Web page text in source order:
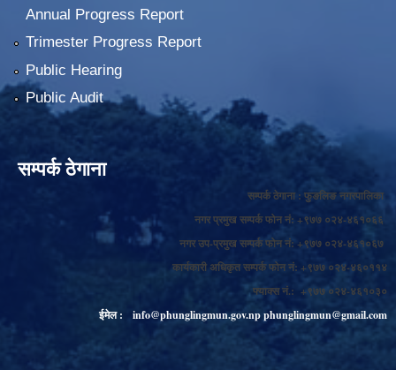
Annual Progress Report
Trimester Progress Report
Public Hearing
Public Audit
सम्पर्क ठेगाना
सम्पर्क ठेगाना : फुङलिङ नगरपालिका
नगर प्रमुख सम्पर्क फोन नं: +९७७ ०२४-४६१०६६
नगर उप-प्रमुख सम्पर्क फोन नं: +९७७ ०२४-४६१०६७
कार्यकारी अधिकृत सम्पर्क फोन नं: +९७७ ०२४-४६०११४
फ्याक्स नं.: +९७७ ०२४-४६१०३०
ईमेल :
info@phunglingmun.gov.npphunglingmun@gmail.com